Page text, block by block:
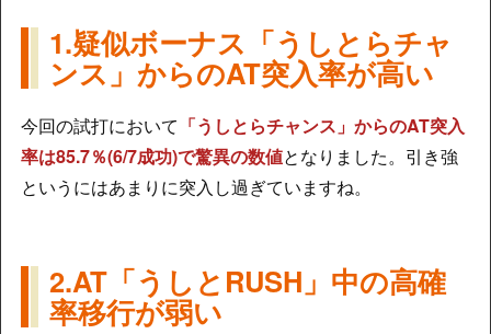
1.疑似ボーナス「うしとらチャ
ンス」からのAT突入率が高い
今回の試打において 「うしとらチャンス」からのAT突入
率は85.7％(6/7成功)で驚異の数値となりました。引き強
というにはあまりに突入し過ぎていますね。
2.AT「うしとRUSH」中の高確
率移行が弱い